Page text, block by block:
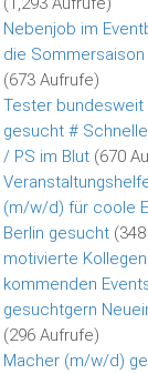
Nebenjob im
die Sommersaison
(673 Aufrufe)
Tester
gesucht #
/ PS im Blut(670
(m/w/d) für coole
Berlin gesucht(348
motivierte
kommenden
gesuchtgern
(296 Aufrufe)
Macher (m/w/d)